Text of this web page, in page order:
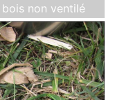
non ventilé